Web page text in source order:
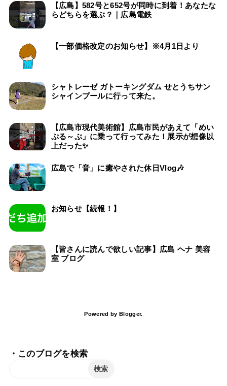
【広島】582号と652号が同時に到着！あなたな
らどちらを選ぶ？｜広島電鉄
【一部価格改定のお知らせ】※4月1日より
シャトレーゼ ガトーキングダム せとうちサン
シャインプールに行って来た。
【広島市現代美術館】広島市民があえて「めい
ぷる～ぷ」に乗って行ってみた！展示が想像以
上だった✨
広島で「音」に癒やされた休日Vlog🎶
お知らせ【続報！】
【皆さんに読んで欲しい記事】広島 ヘナ 美容
室 ブログ
Powered by Blogger.
・このブログを検索